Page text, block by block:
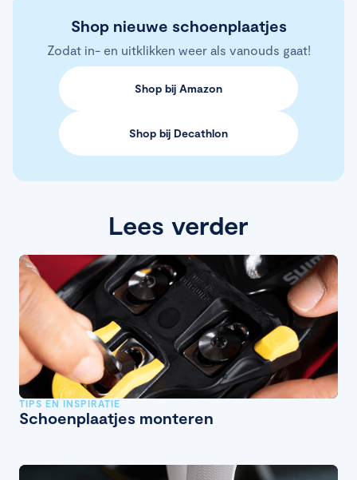
Shop nieuwe schoenplaatjes
Zodat in- en uitklikken weer als vanouds gaat!
Shop bij Amazon
Shop bij Decathlon
Lees verder
TIPS EN INSPIRATIE
Schoenplaatjes monteren